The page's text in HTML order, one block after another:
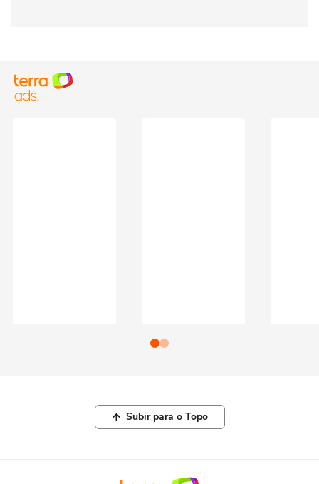
Subir para o Topo